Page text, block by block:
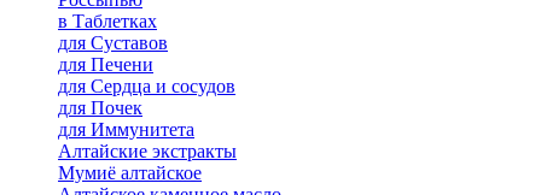
в Таблетках
для Cуставов
для Печени
для Сердца и сосудов
для Почек
для Иммунитета
Алтайские экстракты
Мумиё алтайское